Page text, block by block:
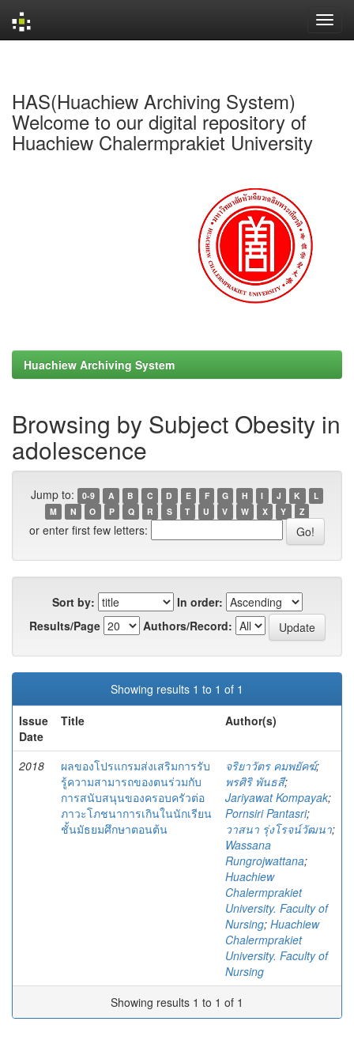
HAS(Huachiew Archiving System)
Welcome to our digital repository of
Huachiew Chalermprakiet University
Huachiew Archiving System
Browsing by Subject Obesity in
adolescence
Jump to: 0-9 A B C D E F G H I J K
L
M
N O P Q R S T U V W X Y Z
or enter first few letters:
Sort by:
In order:
Results/Page
Authors/Record:
Showing results 1 to 1 of 1
Issue
Date
Title Author(s)
2018
ผลของโปรแกรมส่งเสริมการรับ
รู้ความสามารถของตนร่วมกับ
การสนับสนุนของครอบครัวต่อ
ภาวะโภชนาการเกินในนักเรียน
ชั้นมัธยมศึกษาตอนต้น
จริยาวัตร คมพยัคฆ์;
พรศิริ พันธสี;
Jariyawat Kompayak;
Pornsiri Pantasri;
วาสนา รุ่งโรจน์วัฒนา;
Wassana
Rungrojwattana;
Huachiew
Chalermprakiet
University. Faculty of
Nursing; Huachiew
Chalermprakiet
University. Faculty of
Nursing
Showing results 1 to 1 of 1